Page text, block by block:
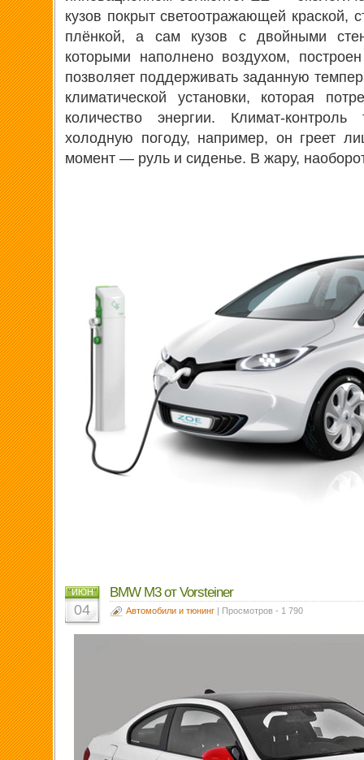
кузов покрыт светоотражающей краской,
плёнкой, а сам кузов с двойными
которыми наполнено воздухом,
позволяет поддерживать заданную
климатической установки, которая
количество энергии. Климат-
холодную погоду, например, он греет
момент — руль и сиденье. В жару,
ИЮН
04
BMW M3 от Vorsteiner
Автомобили и тюнинг | Просмотров - 1 790